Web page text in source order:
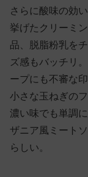
さらに酸味の効
挙げたクリーミ
品、脱脂粉乳を
ズ感もバッチリ
ープにも不審な
小さな玉ねぎの
濃い味でも単調
ザニア風ミート
らしい。